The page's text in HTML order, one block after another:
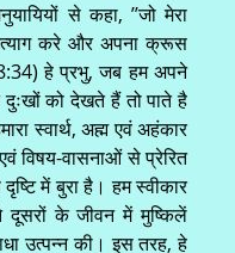
से कहा, ’’जो मेरा
करे और अपना क्रूस
हे प्रभु, जब हम अपने
दुःखों को देखते हैं तो पाते है
स्वार्थ, अह्म एवं अहंकार
विषय-वासनाओं से प्रेरित
में बुरा है। हम स्वीकार
दूसरों के जीवन में मुष्किलें
उत्पन्न की। इस तरह, हे